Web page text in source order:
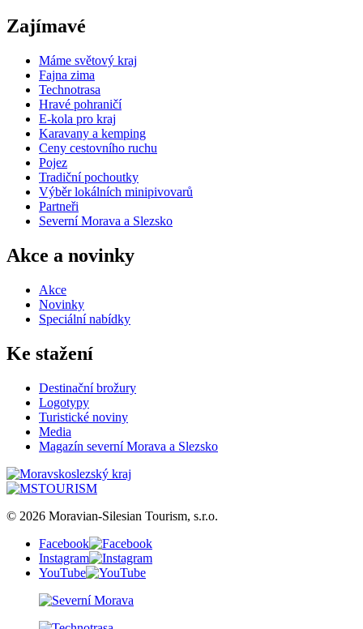
Zajímavé
Máme světový kraj
Fajna zima
Technotrasa
Hravé pohraničí
E-kola pro kraj
Karavany a kemping
Ceny cestovního ruchu
Pojez
Tradiční pochoutky
Výběr lokálních minipivovarů
Partneři
Severní Morava a Slezsko
Akce a novinky
Akce
Novinky
Speciální nabídky
Ke stažení
Destinační brožury
Logotypy
Turistické noviny
Media
Magazín severní Morava a Slezsko
© 2026 Moravian-Silesian Tourism, s.r.o.
Facebook
Instagram
YouTube